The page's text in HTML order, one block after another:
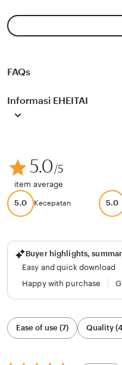
FAQs
Informasi EHEITAI
5.0/5
item average
5.0 Kecepatan 5.0
Buyer highlights,
Easy and quick download
Happy with purchase
Filter
by
category
Ease of use (7) Quality